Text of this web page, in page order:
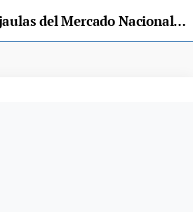
Siero ampliará 22 jaulas del Mercado Nacional de Ganado de Pola